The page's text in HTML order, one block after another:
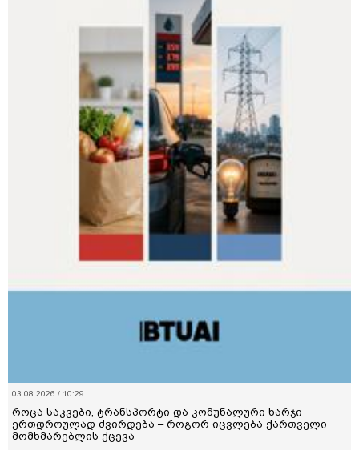
03.08.2026 / 10:29
როცა საკვები, ტრანსპორტი და კომუნალური ხარჯი
ერთდროულად ძვირდება – როგორ იცვლება ქართველი
მომხმარებლის ქცევა